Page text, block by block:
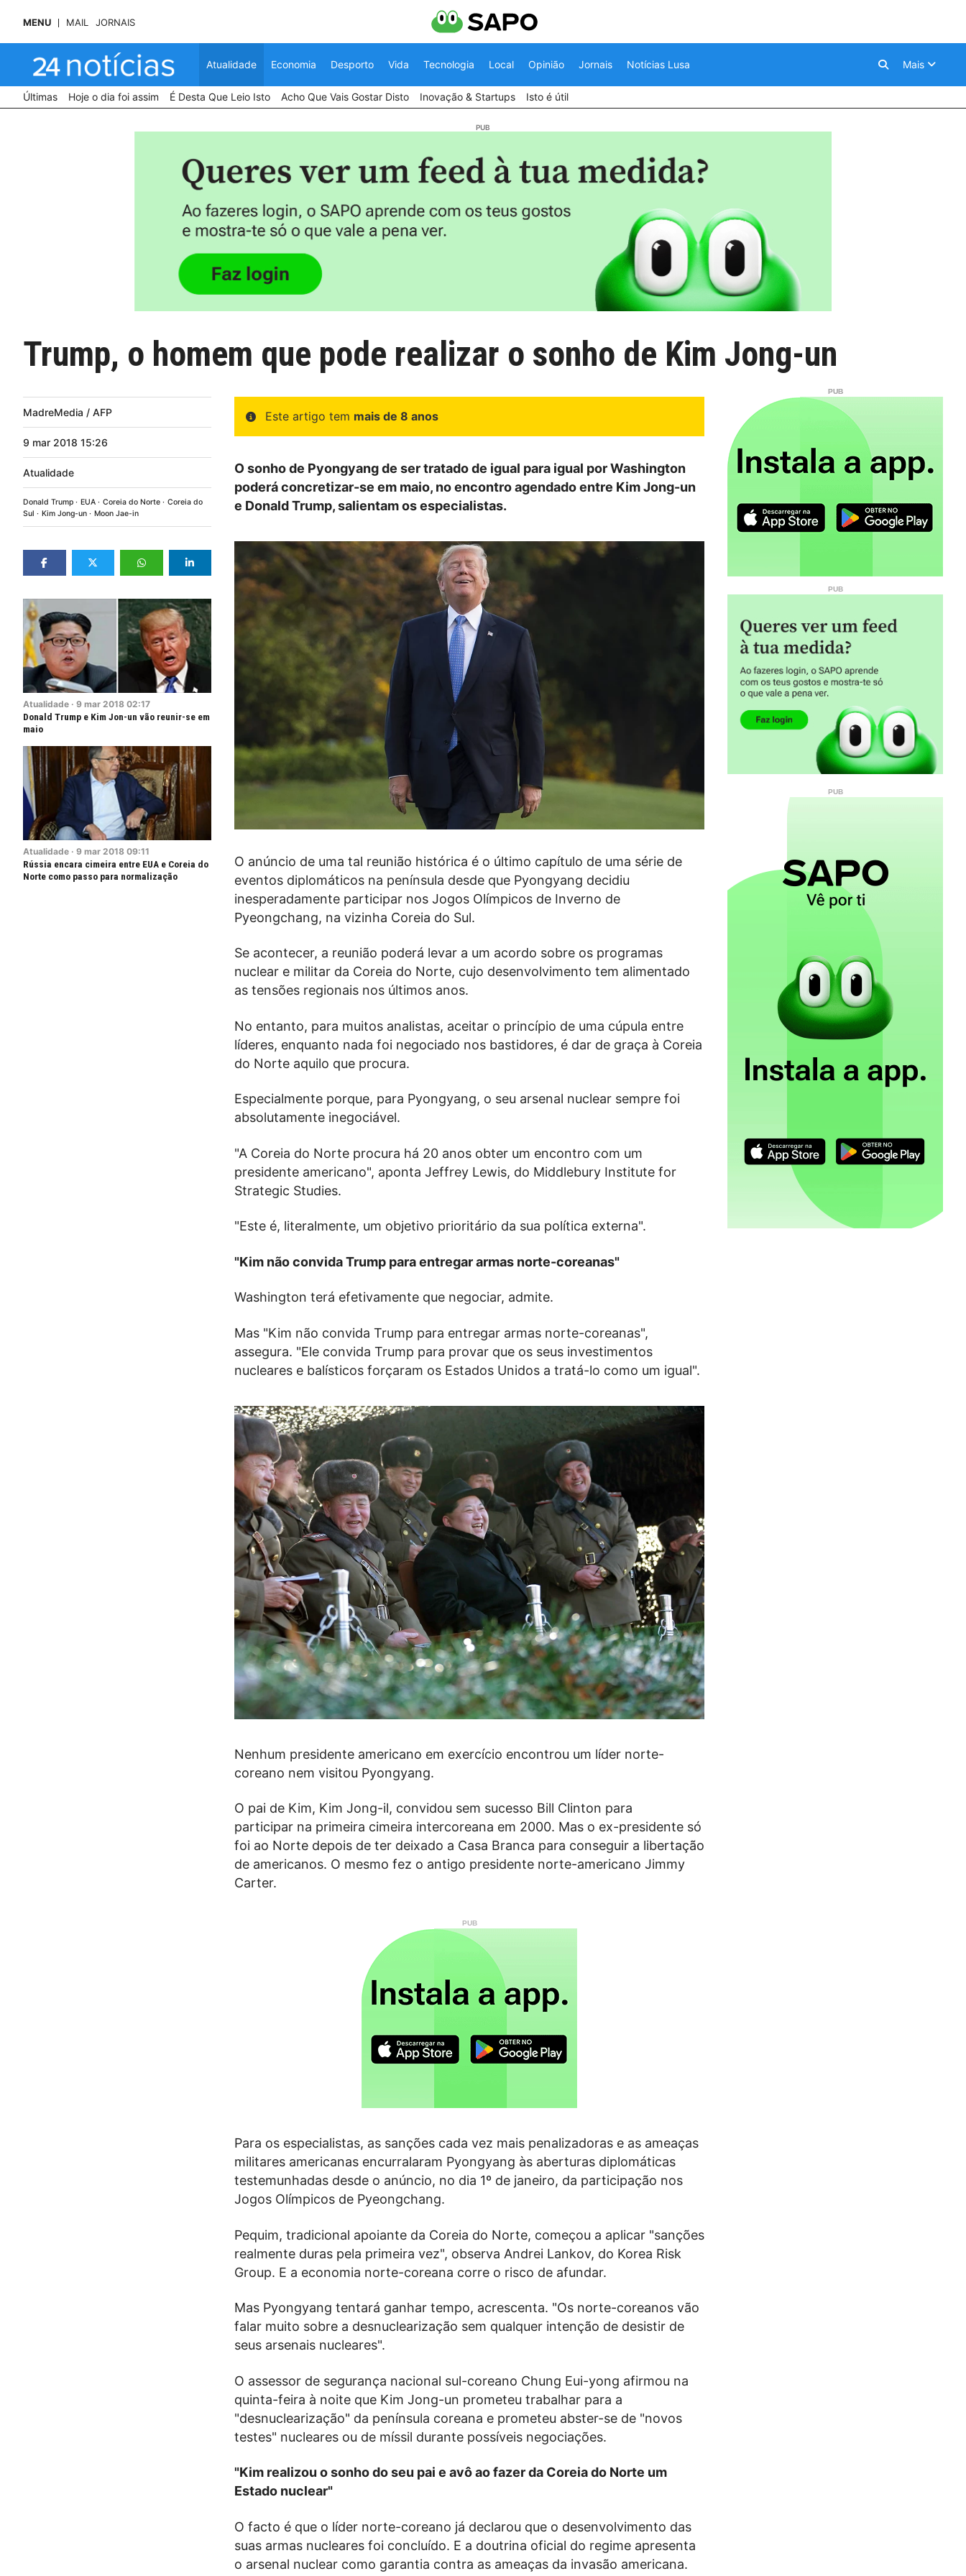
MENU MAIL JORNAIS
Atualidade Economia Desporto Vida Tecnologia Local Opinião Jornais Notícias Lusa Mais
Últimas Hoje o dia foi assim É Desta Que Leio Isto Acho Que Vais Gostar Disto Inovação & Startups Isto é útil
Trump, o homem que pode realizar o sonho de Kim Jong-un
MadreMedia / AFP
9 mar 2018 15:26
Atualidade
Donald Trump EUA Coreia do Norte
Coreia do
Sul
Kim Jong-un Moon Jae-in
Atualidade · 9 mar 2018 02:17
Donald Trump e Kim Jon-un vão reunir-se em
maio
Atualidade · 9 mar 2018 09:11
Rússia encara cimeira entre EUA e Coreia do
Norte como passo para normalização
Este artigo tem mais de 8 anos
O sonho de Pyongyang de ser tratado de igual para igual por Washington
poderá concretizar-se em maio, no encontro agendado entre Kim Jong-un
e Donald Trump, salientam os especialistas.
O anúncio de uma tal reunião histórica é o último capítulo de uma série de
eventos diplomáticos na península desde que Pyongyang decidiu
inesperadamente participar nos Jogos Olímpicos de Inverno de
Pyeongchang, na vizinha Coreia do Sul.
Se acontecer, a reunião poderá levar a um acordo sobre os programas
nuclear e militar da Coreia do Norte, cujo desenvolvimento tem alimentado
as tensões regionais nos últimos anos.
No entanto, para muitos analistas, aceitar o princípio de uma cúpula entre
líderes, enquanto nada foi negociado nos bastidores, é dar de graça à Coreia
do Norte aquilo que procura.
Especialmente porque, para Pyongyang, o seu arsenal nuclear sempre foi
absolutamente inegociável.
"A Coreia do Norte procura há 20 anos obter um encontro com um
presidente americano", aponta Jeffrey Lewis, do Middlebury Institute for
Strategic Studies.
"Este é, literalmente, um objetivo prioritário da sua política externa".
"Kim não convida Trump para entregar armas norte-coreanas"
Washington terá efetivamente que negociar, admite.
Mas "Kim não convida Trump para entregar armas norte-coreanas",
assegura. "Ele convida Trump para provar que os seus investimentos
nucleares e balísticos forçaram os Estados Unidos a tratá-lo como um igual".
Nenhum presidente americano em exercício encontrou um líder norte-
coreano nem visitou Pyongyang.
O pai de Kim, Kim Jong-il, convidou sem sucesso Bill Clinton para
participar na primeira cimeira intercoreana em 2000. Mas o ex-presidente só
foi ao Norte depois de ter deixado a Casa Branca para conseguir a libertação
de americanos. O mesmo fez o antigo presidente norte-americano Jimmy
Carter.
Para os especialistas, as sanções cada vez mais penalizadoras e as ameaças
militares americanas encurralaram Pyongyang às aberturas diplomáticas
testemunhadas desde o anúncio, no dia 1º de janeiro, da participação nos
Jogos Olímpicos de Pyeongchang.
Pequim, tradicional apoiante da Coreia do Norte, começou a aplicar "sanções
realmente duras pela primeira vez", observa Andrei Lankov, do Korea Risk
Group. E a economia norte-coreana corre o risco de afundar.
Mas Pyongyang tentará ganhar tempo, acrescenta. "Os norte-coreanos vão
falar muito sobre a desnuclearização sem qualquer intenção de desistir de
seus arsenais nucleares".
O assessor de segurança nacional sul-coreano Chung Eui-yong afirmou na
quinta-feira à noite que Kim Jong-un prometeu trabalhar para a
"desnuclearização" da península coreana e prometeu abster-se de "novos
testes" nucleares ou de míssil durante possíveis negociações.
"Kim realizou o sonho do seu pai e avô ao fazer da Coreia do Norte um
Estado nuclear"
O facto é que o líder norte-coreano já declarou que o desenvolvimento das
suas armas nucleares foi concluído. E a doutrina oficial do regime apresenta
o arsenal nuclear como garantia contra as ameaças da invasão americana.